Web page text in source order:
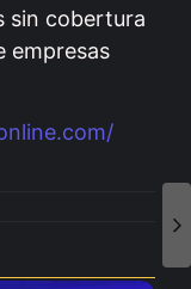
sin cobertura
empresas